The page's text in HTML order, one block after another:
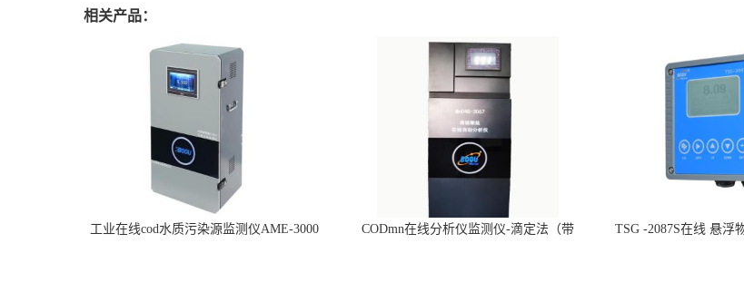
相关产品：
工业在线cod水质污染源监测仪AME-3000
CODmn在线分析仪监测仪-滴定法（带
TSG -2087S在线 悬浮